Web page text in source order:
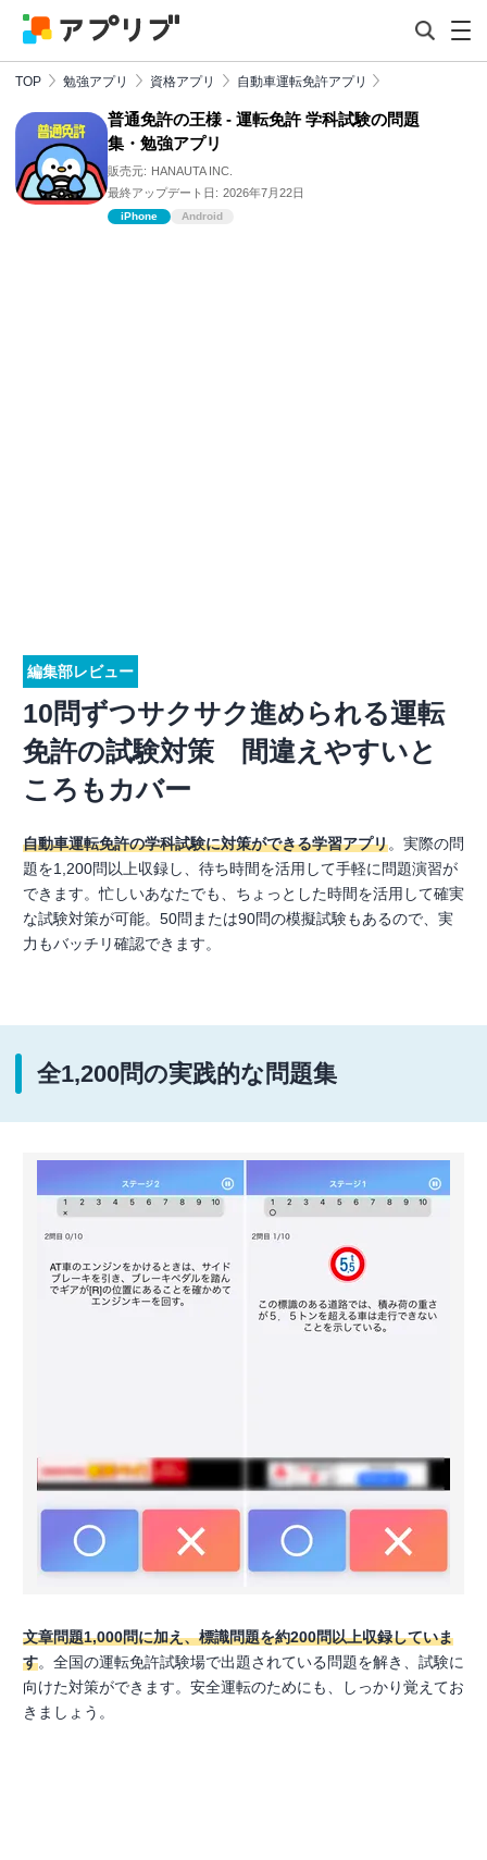
TOP 勉強アプリ 資格アプリ 自動車運転免許アプリ
普通免許の王様 - 運転免許 学科試験の問題
集・勉強アプリ
販売元: HANAUTA INC.
最終アップデート日: 2026年7月22日
iPhone Android
編集部レビュー
10問ずつサクサク進められる運転
免許の試験対策 間違えやすいと
ころもカバー
自動車運転免許の学科試験に対策ができる学習アプリ。実際の問
題を1,200問以上収録し、待ち時間を活用して手軽に問題演習が
できます。忙しいあなたでも、ちょっとした時間を活用して確実
な試験対策が可能。50問または90問の模擬試験もあるので、実
力もバッチリ確認できます。
全1,200問の実践的な問題集
文章問題1,000問に加え、標識問題を約200問以上収録していま
す。全国の運転免許試験場で出題されている問題を解き、試験に
向けた対策ができます。安全運転のためにも、しっかり覚えてお
きましょう。